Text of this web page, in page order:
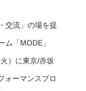
交流」の場を提
ム「MODE」
）に東京/赤坂
ォーマンスプロ